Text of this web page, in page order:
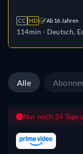
CC HD Ab 16 Jahren
114min - Deutsch,
Alle
Nur noch 24 Tage